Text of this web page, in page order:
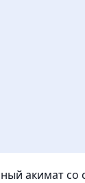
акимат со